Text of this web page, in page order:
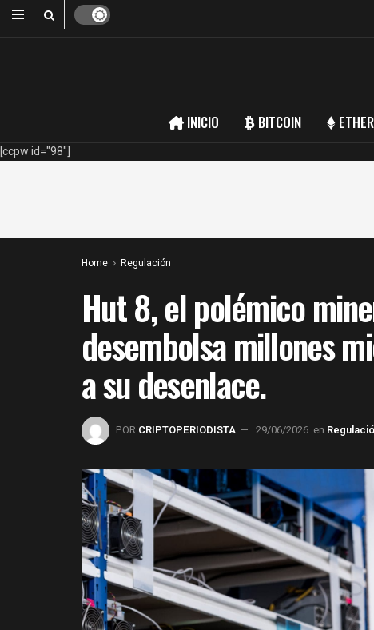
INICIO BITCOIN
[ccpw id="98"]
Home Regulación
Hut 8, el polémico
desembolsa millones
a su desenlace.
POR CRIPTOPERIODISTA 29/06/2026 en